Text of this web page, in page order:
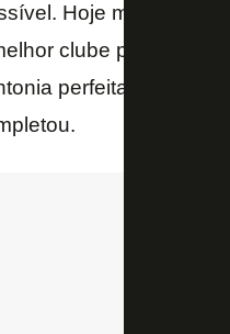
Hoje me sinto
clube para fazer
perfeita. Estou